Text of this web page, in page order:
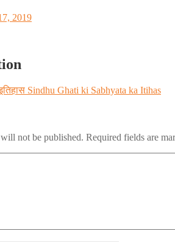
2019
Sindhu Ghati ki Sabhyata ka Itihas
not be published. Required fields are